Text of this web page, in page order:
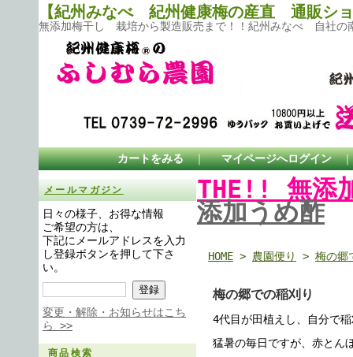
【紀州みなべ 紀州健康梅の産直 通販シ
無添加梅干し 栽培から製造販売まで！！紀州みなべ 自社
カートをみる ｜ マイページへログイン
メールマガジン
日々の様子、お得な情報
ご希望の方は、
下記にメールアドレスを入力
し登録ボタンを押して下さ
い。
変更・解除・お知らせはこち
ら >>
商品検索
THE!! 無添
添加うめ酢
HOME > 農園便り > 梅の郷
梅の郷での稲刈り
4代目が田植えし、自分で
猛暑の毎日ですが、赤とん